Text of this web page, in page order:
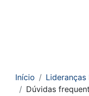
Início
Lideranças
Dúvidas